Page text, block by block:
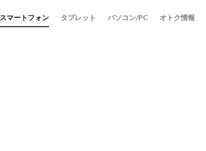
スマートフォン タブレット パソコン/PC オトク情報